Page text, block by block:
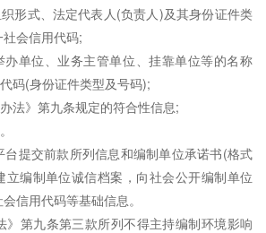
式、法定代表人(负责人)及其身份证件类
会信用代码;
单位、业务主管单位、挂靠单位等的名称
码(身份证件类型及号码);
》第九条规定的符合性信息;
提交前款所列信息和编制单位承诺书(格式
立编制单位诚信档案，向社会公开编制单位
信用代码等基础信息。
第九条第三款所列不得主持编制环境影响